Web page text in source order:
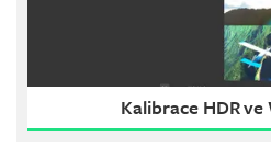
Kalibrace HDR